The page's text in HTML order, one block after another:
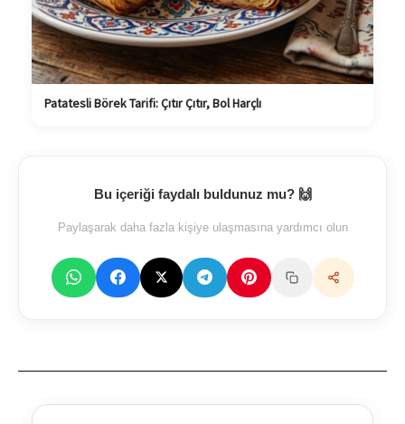
Patatesli Börek Tarifi: Çıtır Çıtır, Bol Harçlı
Bu içeriği faydalı buldunuz mu? 🙌
Paylaşarak daha fazla kişiye ulaşmasına yardımcı olun